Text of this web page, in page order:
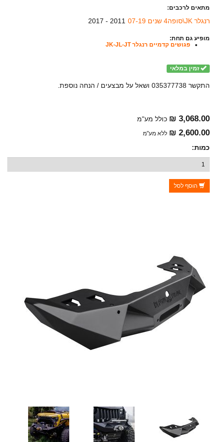
מתאים לרכבים:
רנגלר JK\סופה4 שנים 07-19 2011 - 2017
מופיע גם תחת:
פגושים קדמיים רנגלר JK-JL-JT
זמין במלאי
התקשר 035377738 ושאל על מבצעים / הנחה נוספת.
3,068.00 ₪ כולל מע"מ
2,600.00 ₪ ללא מע"מ
כמות:
הוסף לסל